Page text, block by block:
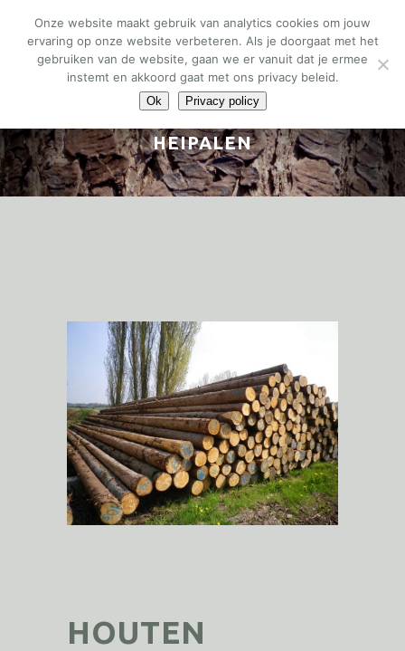
HEIPALEN
HOUTEN
Onze website maakt gebruik van analytics cookies om jouw
ervaring op onze website verbeteren. Als je doorgaat met het
gebruiken van de website, gaan we er vanuit dat je ermee
instemt en akkoord gaat met ons privacy beleid.
Ok Privacy policy